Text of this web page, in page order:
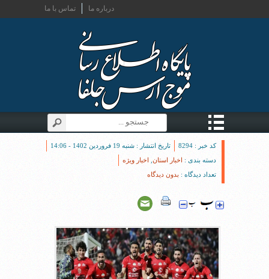
تماس با ما درباره ما
کد خبر : 8294
تاریخ انتشار : شنبه 19 فروردین 1402 - 14:06
دسته بندی : اخبار استان اخبار ویژه
تعداد دیدگاه : بدون دیدگاه